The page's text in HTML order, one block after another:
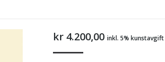
kr4.200,00 inkl. 5% kunstavgift